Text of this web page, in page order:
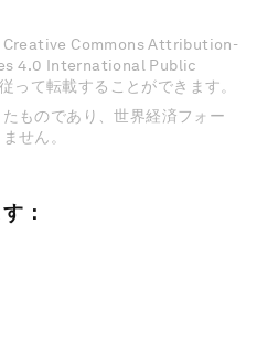
Creative Commons Attribution-
4.0 International Public
って転載することができます。
ものであり、世界経済フォー
せん。
：